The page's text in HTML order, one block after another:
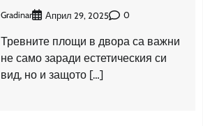
Gradinar Април 29, 2025 0
Тревните площи в двора са важни
не само заради естетическия си
вид, но и защото […]